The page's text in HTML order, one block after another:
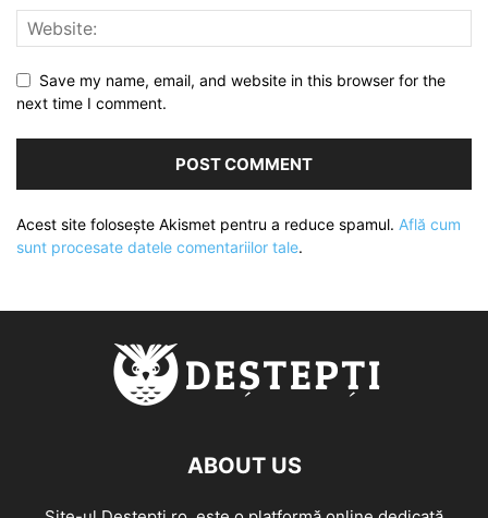
Save my name, email, and website in this browser for the
next time I comment.
Acest site folosește Akismet pentru a reduce spamul. Află cum
sunt procesate datele comentariilor tale.
ABOUT US